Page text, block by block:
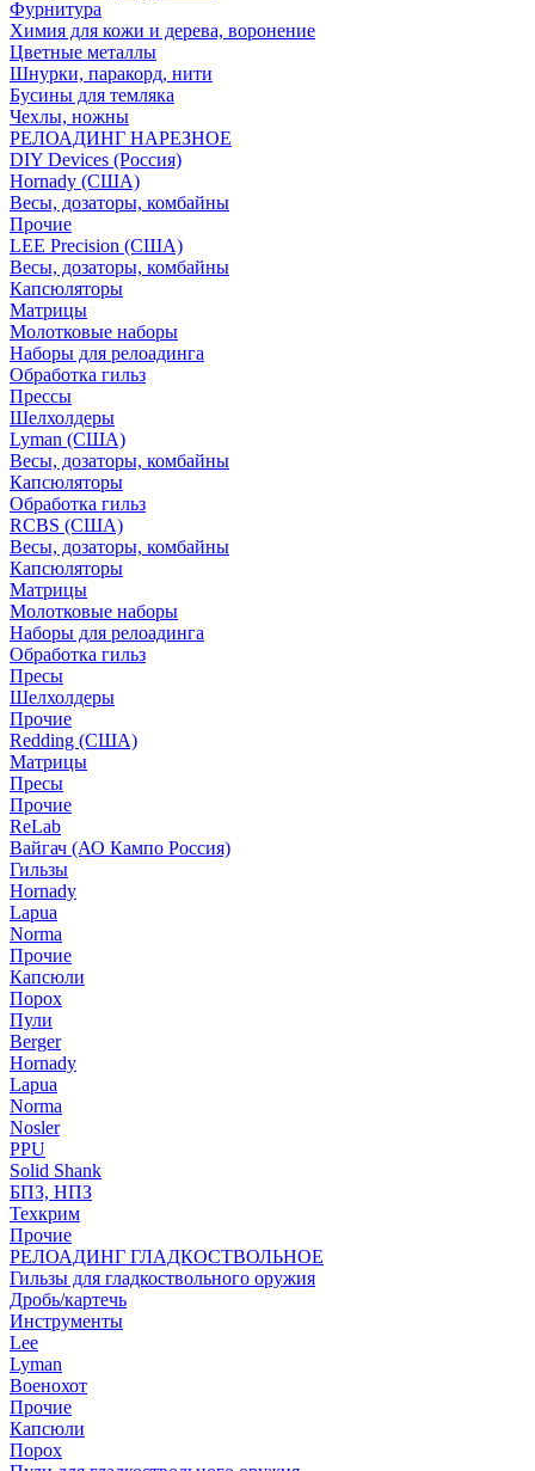
Фурнитура
Химия для кожи и дерева, воронение
Цветные металлы
Шнурки, паракорд, нити
Бусины для темляка
Чехлы, ножны
РЕЛОАДИНГ НАРЕЗНОЕ
DIY Devices (Россия)
Hornady (США)
Весы, дозаторы, комбайны
Прочие
LEE Precision (США)
Весы, дозаторы, комбайны
Капсюляторы
Матрицы
Молотковые наборы
Наборы для релоадинга
Обработка гильз
Преcсы
Шелхолдеры
Lyman (США)
Весы, дозаторы, комбайны
Капсюляторы
Обработка гильз
RCBS (США)
Весы, дозаторы, комбайны
Капсюляторы
Матрицы
Молотковые наборы
Наборы для релоадинга
Обработка гильз
Пресы
Шелхолдеры
Прочие
Redding (США)
Матрицы
Пресы
Прочие
ReLab
Вайгач (АО Кампо Россия)
Гильзы
Hornady
Lapua
Norma
Прочие
Капсюли
Порох
Пули
Berger
Hornady
Lapua
Norma
Nosler
PPU
Solid Shank
БПЗ, НПЗ
Техкрим
Прочие
РЕЛОАДИНГ ГЛАДКОСТВОЛЬНОЕ
Гильзы для гладкоствольного оружия
Дробь/картечь
Инструменты
Lee
Lyman
Военохот
Прочие
Капсюли
Порох